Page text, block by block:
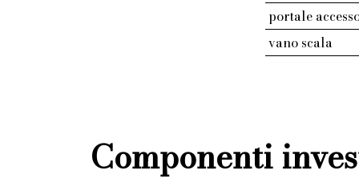
portale
vano scala
Componenti